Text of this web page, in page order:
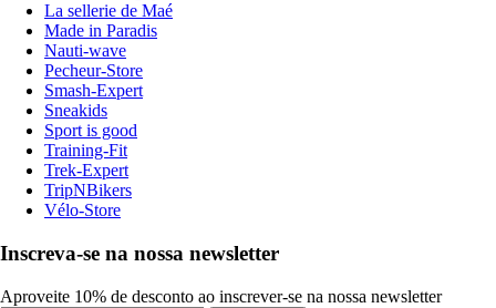
La sellerie de Maé
Made in Paradis
Nauti-wave
Pecheur-Store
Smash-Expert
Sneakids
Sport is good
Training-Fit
Trek-Expert
TripNBikers
Vélo-Store
Inscreva-se na nossa newsletter
Aproveite 10% de desconto ao inscrever-se na nossa newsletter